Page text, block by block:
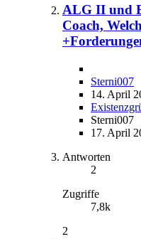
ALG II und
Coach,
Sterni007
14. April
Sterni007
17. April
Antworten
2
Zugriffe
7,8k
2